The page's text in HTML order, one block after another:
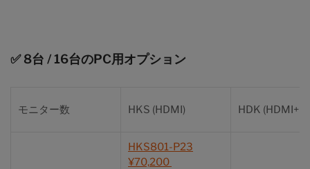
✅ 8台 / 16台のPC用オプション
モニター数 HKS (HDMI) HDK
HKS801-P23
¥70,200